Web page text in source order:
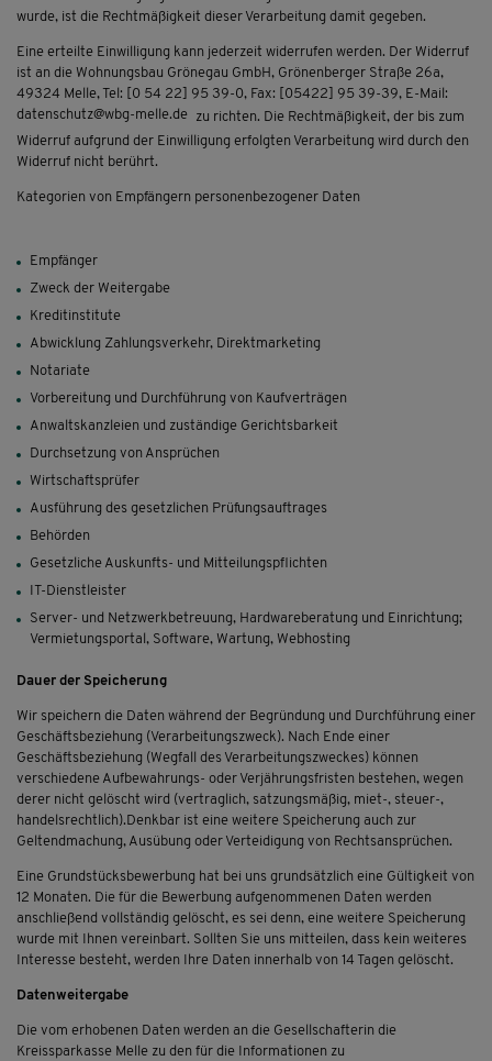
wurde, ist die Rechtmäßigkeit dieser Verarbeitung damit gegeben.
Eine erteilte Einwilligung kann jederzeit widerrufen werden. Der Widerruf
ist an die Wohnungsbau Grönegau GmbH, Grönenberger Straße 26a,
49324 Melle, Tel: [0 54 22] 95 39-0, Fax: [05422] 95 39-39, E-Mail:
datenschutz@wbg-melle.de
zu richten. Die Rechtmäßigkeit, der bis zum
Widerruf aufgrund der Einwilligung erfolgten Verarbeitung wird durch den
Widerruf nicht berührt.
Kategorien von Empfängern personenbezogener Daten
Empfänger
Zweck der Weitergabe
Kreditinstitute
Abwicklung Zahlungsverkehr, Direktmarketing
Notariate
Vorbereitung und Durchführung von Kaufverträgen
Anwaltskanzleien und zuständige Gerichtsbarkeit
Durchsetzung von Ansprüchen
Wirtschaftsprüfer
Ausführung des gesetzlichen Prüfungsauftrages
Behörden
Gesetzliche Auskunfts- und Mitteilungspflichten
IT-Dienstleister
Server- und Netzwerkbetreuung, Hardwareberatung und Einrichtung;
Vermietungsportal, Software, Wartung, Webhosting
Dauer der Speicherung
Wir speichern die Daten während der Begründung und Durchführung einer
Geschäftsbeziehung (Verarbeitungszweck). Nach Ende einer
Geschäftsbeziehung (Wegfall des Verarbeitungszweckes) können
verschiedene Aufbewahrungs- oder Verjährungsfristen bestehen, wegen
derer nicht gelöscht wird (vertraglich, satzungsmäßig, miet-, steuer-,
handelsrechtlich).Denkbar ist eine weitere Speicherung auch zur
Geltendmachung, Ausübung oder Verteidigung von Rechtsansprüchen.
Eine Grundstücksbewerbung hat bei uns grundsätzlich eine Gültigkeit von
12 Monaten. Die für die Bewerbung aufgenommenen Daten werden
anschließend vollständig gelöscht, es sei denn, eine weitere Speicherung
wurde mit Ihnen vereinbart. Sollten Sie uns mitteilen, dass kein weiteres
Interesse besteht, werden Ihre Daten innerhalb von 14 Tagen gelöscht.
Datenweitergabe
Die vom erhobenen Daten werden an die Gesellschafterin die
Kreissparkasse Melle zu den für die Informationen zu